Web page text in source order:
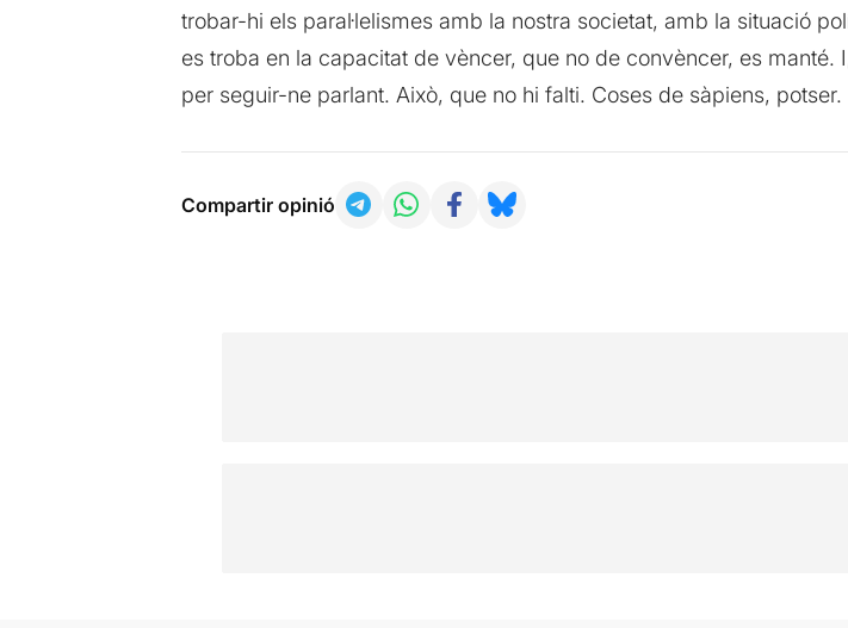
trobar-hi els paral·lelismes amb la nostra societat, amb la situació
es troba en la capacitat de vèncer, que no de convèncer, es
per seguir-ne parlant. Això, que no hi falti. Coses de sàpiens, potser.
Compartir opinió